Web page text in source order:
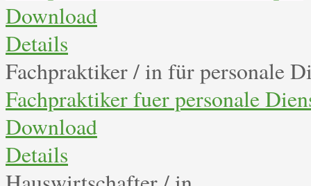
Download
Details
Fachpraktiker / in für personale
Fachpraktiker fuer personale
Download
Details